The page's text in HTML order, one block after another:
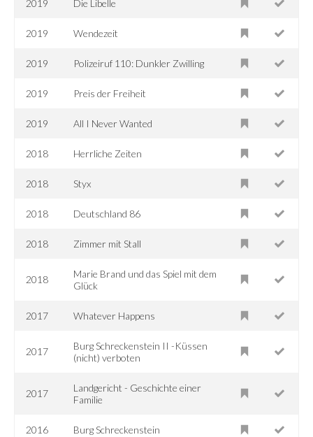
2019 Die Libelle
2019 Wendezeit
2019 Polizeiruf 110: Dunkler Zwilling
2019 Preis der Freiheit
2019 All I Never Wanted
2018 Herrliche Zeiten
2018 Styx
2018 Deutschland 86
2018 Zimmer mit Stall
2018
Marie Brand und das Spiel mit dem
Glück
2017 Whatever Happens
2017
Burg Schreckenstein II -Küssen
(nicht) verboten
2017
Landgericht - Geschichte einer
Familie
2016 Burg Schreckenstein